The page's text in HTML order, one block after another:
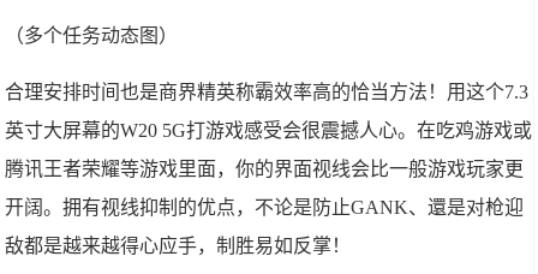
（多个任务动态图）
合理安排时间也是商界精英称霸效率高的恰当方法！用这个7.3
英寸大屏幕的W20 5G打游戏感受会很震撼人心。在吃鸡游戏或
腾讯王者荣耀等游戏里面，你的界面视线会比一般游戏玩家更
开阔。拥有视线抑制的优点，不论是防止GANK、還是对枪迎
敌都是越来越得心应手，制胜易如反掌！